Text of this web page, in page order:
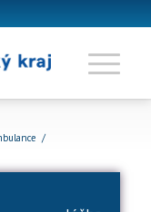
/